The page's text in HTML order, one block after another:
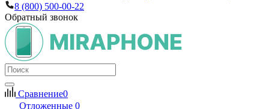
8 (800) 500-00-22
Обратный звонок
Сравнение0
Отложенные 0